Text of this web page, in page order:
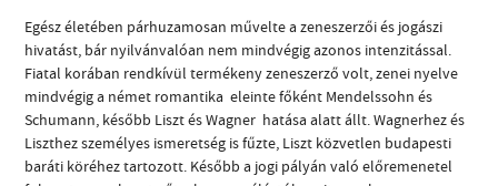
VIDEÓ GALÉRIA
Egész életében párhuzamosan művelte a zeneszerzői és jogászi
hivatást, bár nyilvánvalóan nem mindvégig azonos intenzitással.
Fiatal korában rendkívül termékeny zeneszerző volt, zenei nyelve
mindvégig a német romantika  eleinte főként Mendelssohn és
Schumann, később Liszt és Wagner  hatása alatt állt. Wagnerhez és
Liszthez személyes ismeretség is fűzte, Liszt közvetlen budapesti
baráti köréhez tartozott. Később a jogi pályán való előremenetel